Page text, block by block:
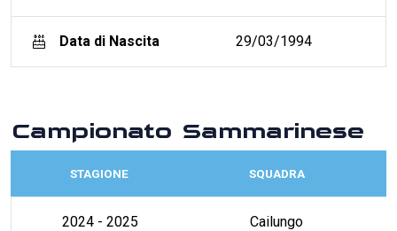
Data di Nascita 29/03/1994
Campionato Sammarinese
STAGIONE SQUADRA
2024 - 2025 Cailungo